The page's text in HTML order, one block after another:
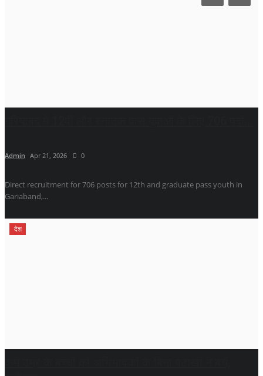
Admin Apr 21, 2026 0
Direct recruitment for 706 posts for 12th and graduate pass youth in
Gariaband,...
देश